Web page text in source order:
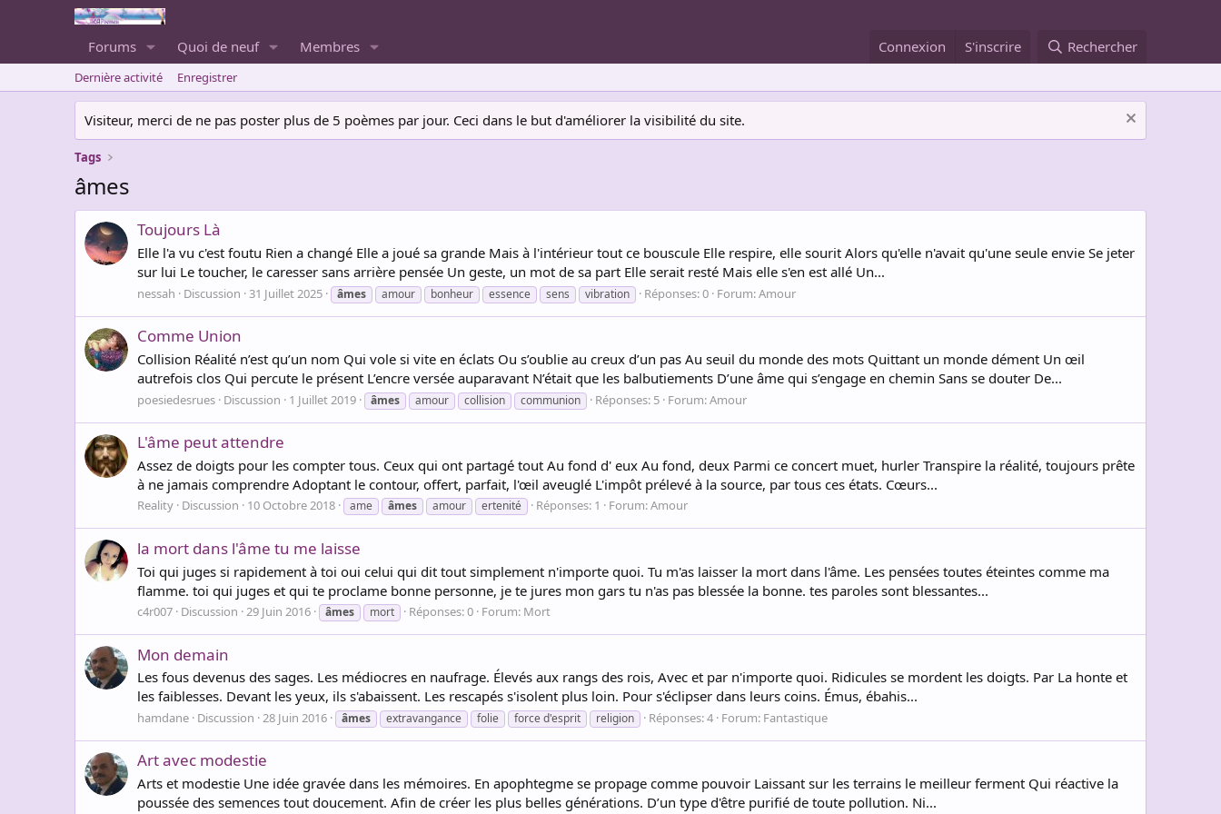
Forums Quoi de neuf Membres Connexion S'inscrire Rechercher
Dernière activité Enregistrer
Visiteur, merci de ne pas poster plus de 5 poèmes par jour. Ceci dans le but d'améliorer la visibilité du site.
Tags
âmes
Toujours Là
Elle l'a vu c'est foutu Rien a changé Elle a joué sa grande Mais à l'intérieur tout ce bouscule Elle respire, elle sourit Alors qu'elle n'avait qu'une seule envie Se jeter
sur lui Le toucher, le caresser sans arrière pensée Un geste, un mot de sa part Elle serait resté Mais elle s'en est allé Un...
nessah Discussion 31 Juillet 2025 âmes amour bonheur essence sens vibration Réponses: 0 Forum:Amour
Comme Union
Collision Réalité n’est qu’un nom Qui vole si vite en éclats Ou s’oublie au creux d’un pas Au seuil du monde des mots Quittant un monde dément Un œil
autrefois clos Qui percute le présent L’encre versée auparavant N’était que les balbutiements D’une âme qui s’engage en chemin Sans se douter De...
poesiedesrues Discussion 1 Juillet 2019 âmes amour collision communion Réponses: 5 Forum:Amour
L'âme peut attendre
Assez de doigts pour les compter tous. Ceux qui ont partagé tout Au fond d' eux Au fond, deux Parmi ce concert muet, hurler Transpire la réalité, toujours prête
à ne jamais comprendre Adoptant le contour, offert, parfait, l'œil aveuglé L'impôt prélevé à la source, par tous ces états. Cœurs...
Reality Discussion 10 Octobre 2018 ame âmes amour ertenité Réponses: 1 Forum:Amour
la mort dans l'âme tu me laisse
Toi qui juges si rapidement à toi oui celui qui dit tout simplement n'importe quoi. Tu m'as laisser la mort dans l'âme. Les pensées toutes éteintes comme ma
flamme. toi qui juges et qui te proclame bonne personne, je te jures mon gars tu n'as pas blessée la bonne. tes paroles sont blessantes...
c4r007 Discussion 29 Juin 2016 âmes mort Réponses: 0 Forum: Mort
Mon demain
Les fous devenus des sages. Les médiocres en naufrage. Élevés aux rangs des rois, Avec et par n'importe quoi. Ridicules se mordent les doigts. Par La honte et
les faiblesses. Devant les yeux, ils s'abaissent. Les rescapés s'isolent plus loin. Pour s'éclipser dans leurs coins. Émus, ébahis...
hamdane Discussion 28 Juin 2016 âmes extravangance folie force d'esprit religion Réponses: 4 Forum: Fantastique
Art avec modestie
Arts et modestie Une idée gravée dans les mémoires. En apophtegme se propage comme pouvoir Laissant sur les terrains le meilleur ferment Qui réactive la
poussée des semences tout doucement. Afin de créer les plus belles générations. D’un type d'être purifié de toute pollution. Ni...